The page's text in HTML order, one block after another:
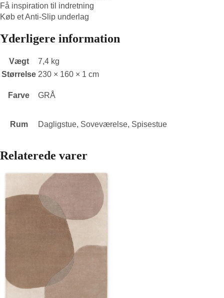
Få inspiration til indretning
Køb et Anti-Slip underlag
Yderligere information
Vægt
7,4 kg
Størrelse 230 × 160 × 1 cm
Farve GRÅ
Rum Dagligstue, Soveværelse, Spisestue
Relaterede varer